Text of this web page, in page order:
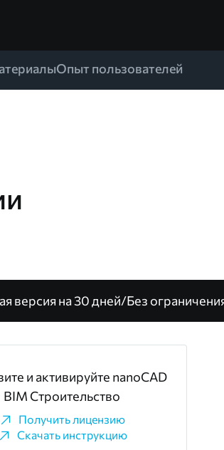
Опыт пользователей
версия на 30 дней/Без
и активируйте nanoCAD
BIM Строительство
Получить лицензию
Скачать инструкцию